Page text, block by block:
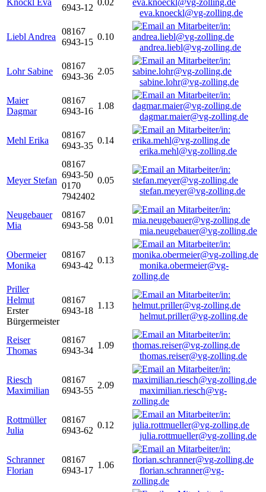
Knöckl Eva
6943-12
0.02
eva.knoeckl@vg-zolling.de
Liebl Andrea
08167
6943-15
0.10
andrea.liebl@vg-zolling.de
Lohr Sabine
08167
6943-36
2.05
sabine.lohr@vg-zolling.de
Maier
Dagmar
08167
6943-16
1.08
dagmar.maier@vg-zolling.de
Mehl Erika
08167
6943-35
0.14
erika.mehl@vg-zolling.de
Meyer Stefan
08167
6943-50
0170
7942402
0.05
stefan.meyer@vg-zolling.de
Neugebauer
Mia
08167
6943-58
0.01
mia.neugebauer@vg-zolling.de
Obermeier
Monika
08167
6943-42
0.13
monika.obermeier@vg-
zolling.de
Priller
Helmut
Erster
Bürgermeister
08167
6943-18
1.13
helmut.priller@vg-zolling.de
Reiser
Thomas
08167
6943-34
1.09
thomas.reiser@vg-zolling.de
Riesch
Maximilian
08167
6943-55
2.09
maximilian.riesch@vg-
zolling.de
Rottmüller
Julia
08167
6943-62
0.12
julia.rottmueller@vg-zolling.de
Schranner
Florian
08167
6943-17
1.06
florian.schranner@vg-
zolling.de